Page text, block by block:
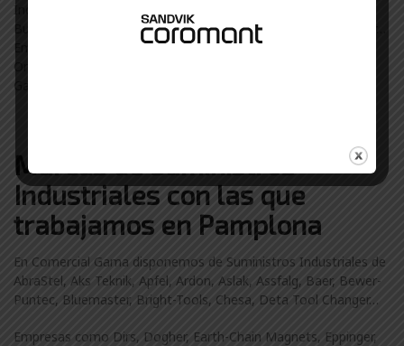
Industriales hemos trabajado con empresas de Ansoáin,
Burlada, Barañáin, Estella-Lizarra, Tafalla, Tudela, Zizur Mayor…
Empresas de Castejón, Cintruénigo, Corella, Lodosa, Olite,
Orkoien, Viana usan suministros industriales de Comercial
Gama.
Marcas de Suministros
Industriales con las que
trabajamos en Pamplona
En Comercial Gama disponemos de Suministros Industriales de
AbraStel, Aks Teknik, Apfel, Ardon, Aslak, Assfalg, Baer, Bewer-
Puntec, Bluemaster, Bright-Tools, Chesa, Deta Tool Changer…
Empresas como Dirs, Dogher, Earth-Chain Magnets, Eppinger,